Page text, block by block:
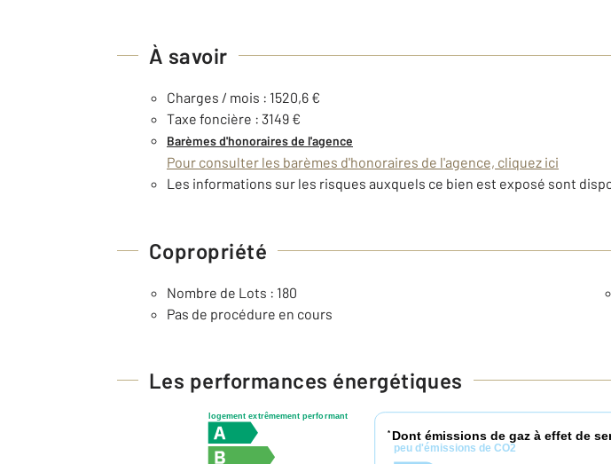
À savoir
Charges / mois : 1520,6 €
Taxe foncière : 3149 €
Barèmes d'honoraires de l'agence
Pour consulter les barèmes d'honoraires de l'agence, cliquez ici
Les informations sur les risques auxquels ce bien est exposé sont
Copropriété
Nombre de Lots : 180
Pas de procédure en cours
Les performances énergétiques
logement extrêmement performant
* Dont émissions de gaz à effet de
peu d'émissions de CO2